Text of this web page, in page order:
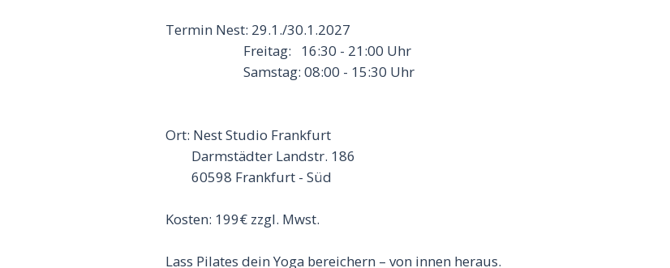
Termin Nest: 29.1./30.1.2027
Freitag: 16:30 - 21:00 Uhr
Samstag: 08:00 - 15:30 Uhr
Ort: Nest Studio Frankfurt
Darmstädter Landstr. 186
60598 Frankfurt - Süd
Kosten: 199€ zzgl. Mwst.
Lass Pilates dein Yoga bereichern – von innen heraus.